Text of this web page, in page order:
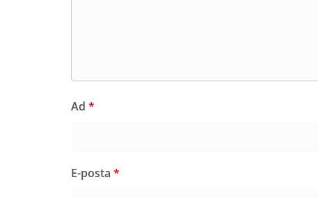
Ad *
E-posta *